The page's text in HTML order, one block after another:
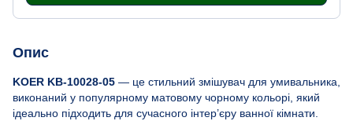
Опис
KOER KB-10028-05 — це стильний змішувач для умивальника,
виконаний у популярному матовому чорному кольорі, який
ідеально підходить для сучасного інтер’єру ванної кімнати.